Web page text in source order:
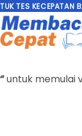
TES KECEPATAN
untuk memulai